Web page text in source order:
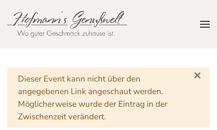
Zum Hauptinhalt springen
×
Warnung
Dieser Event kann nicht über den
angegebenen Link angeschaut werden.
Möglicherweise wurde der Eintrag in der
Zwischenzeit verändert.